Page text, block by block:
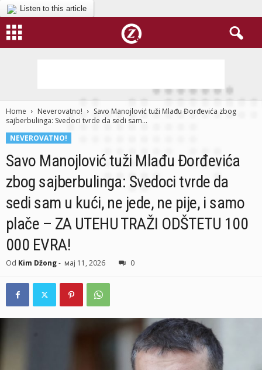
Listen to this article
Home Neverovatno!
Savo Manojlović tuži Mlađu Đorđevića zbog
sajberbulinga: Svedoci tvrde da sedi sam...
NEVEROVATNO!
Savo Manojlović tuži Mlađu Đorđevića
zbog sajberbulinga: Svedoci tvrde da
sedi sam u kući, ne jede, ne pije, i samo
plače – ZA UTEHU TRAŽI ODŠTETU 100
000 EVRA!
Od Kim Džong- мај 11, 2026 0